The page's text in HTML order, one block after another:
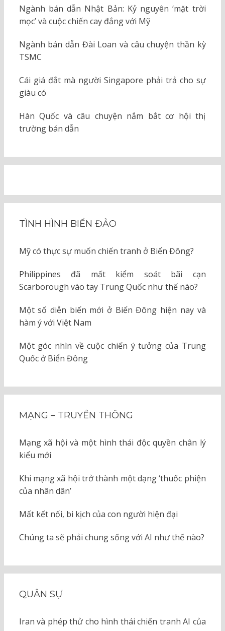
Ngành bán dẫn Nhật Bản: Kỷ nguyên ‘mặt trời
mọc’ và cuộc chiến cay đắng với Mỹ
Ngành bán dẫn Đài Loan và câu chuyện thần kỳ
TSMC
Cái giá đắt mà người Singapore phải trả cho sự
giàu có
Hàn Quốc và câu chuyện nắm bắt cơ hội thị
trường bán dẫn
TÌNH HÌNH BIỂN ĐẢO
Mỹ có thực sự muốn chiến tranh ở Biển Đông?
Philippines đã mất kiểm soát bãi cạn
Scarborough vào tay Trung Quốc như thế nào?
Một số diễn biến mới ở Biển Đông hiện nay và
hàm ý với Việt Nam
Một góc nhìn về cuộc chiến ý tưởng của Trung
Quốc ở Biển Đông
MẠNG – TRUYỀN THÔNG
Mạng xã hội và một hình thái độc quyền chân lý
kiểu mới
Khi mạng xã hội trở thành một dạng ‘thuốc phiện
của nhân dân’
Mất kết nối, bi kịch của con người hiện đại
Chúng ta sẽ phải chung sống với AI như thế nào?
QUÂN SỰ
Iran và phép thử cho hình thái chiến tranh AI của